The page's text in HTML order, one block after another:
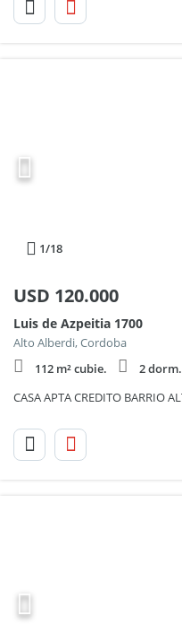
1/18
USD 120.000
Luis de Azpeitia 1700
Alto Alberdi, Cordoba
112 m² cubie.
2 dorm.